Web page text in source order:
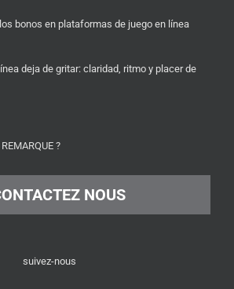
bonos en plataformas de juego en línea
deja de gritar: claridad, ritmo y placer de
?
NOUS